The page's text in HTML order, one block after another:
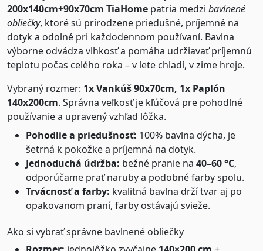
200x140cm+90x70cm TiaHome patria medzi bavlnené
obliečky, ktoré sú prirodzene priedušné, príjemné na
dotyk a odolné pri každodennom používaní. Bavlna
výborne odvádza vlhkosť a pomáha udržiavať príjemnú
teplotu počas celého roka – v lete chladí, v zime hreje.
Vybraný rozmer: 1x Vankúš 90x70cm, 1x Paplón
140x200cm. Správna veľkosť je kľúčová pre pohodlné
používanie a upravený vzhľad lôžka.
Pohodlie a priedušnosť: 100% bavlna dýcha, je
šetrná k pokožke a príjemná na dotyk.
Jednoduchá údržba: bežné pranie na 40–60 °C,
odporúčame prať naruby a podobné farby spolu.
Trvácnosť a farby: kvalitná bavlna drží tvar aj po
opakovanom praní, farby ostávajú svieže.
Ako si vybrať správne bavlnené obliečky